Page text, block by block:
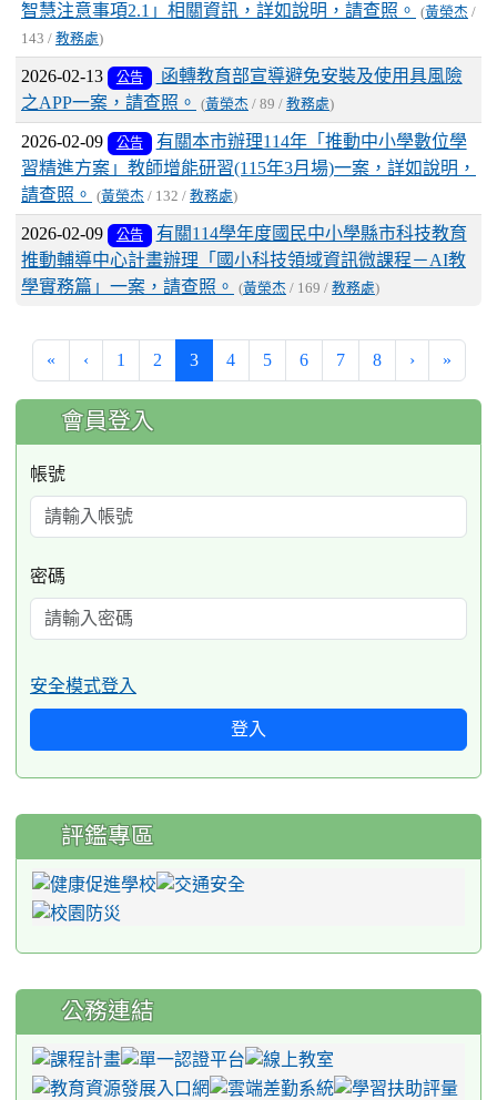
智慧注意事項2.1」相關資訊，詳如說明，請查照。
(黃榮杰 /
143 / 教務處)
2026-02-13 公告
函轉教育部宣導避免安裝及使用具風險
之APP一案，請查照。
(黃榮杰 / 89 / 教務處)
2026-02-09 公告
有關本市辦理114年「推動中小學數位學
習精進方案」教師增能研習(115年3月場)一案，詳如說明，
請查照。
(黃榮杰 / 132 / 教務處)
2026-02-09 公告
有關114學年度國民中小學縣市科技教育
推動輔導中心計畫辦理「國小科技領域資訊微課程－AI教
學實務篇」一案，請查照。
(黃榮杰 / 169 / 教務處)
« ‹ 1 2 3(current)
4 5 6 7 8 › »
:::
會員登入
帳號
密碼
安全模式登入
登入
評鑑專區
公務連結